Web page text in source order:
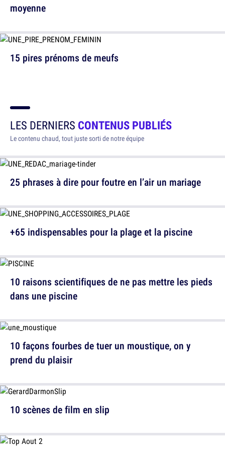
15 pires prénoms de meufs
moyenne
LES DERNIERS CONTENUS PUBLIÉS
Le contenu chaud, tout juste sorti de notre équipe
25 phrases à dire pour foutre en l’air un mariage
10 raisons scientifiques de ne pas mettre les pieds
dans une piscine
10 scènes de film en slip
+65 indispensables pour la plage et la piscine
10 façons fourbes de tuer un moustique, on y
prend du plaisir